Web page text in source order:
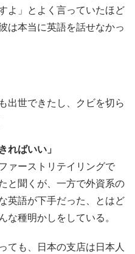
よ」とよく言っていたほど
は本当に英語を話せなかっ
出世できたし、クビを切ら
ればいい」
ァーストリテイリングで
と聞くが、一方で外資系の
英語が下手だった、とはど
な種明かしをしている。
ても、日本の支店は日本人